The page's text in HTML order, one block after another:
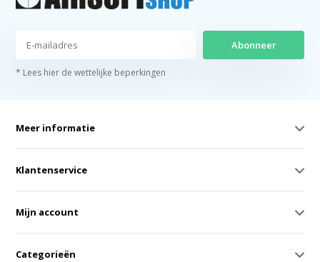
Abonneer
* Lees hier de wettelijke beperkingen
Meer informatie
Klantenservice
Mijn account
Categorieën